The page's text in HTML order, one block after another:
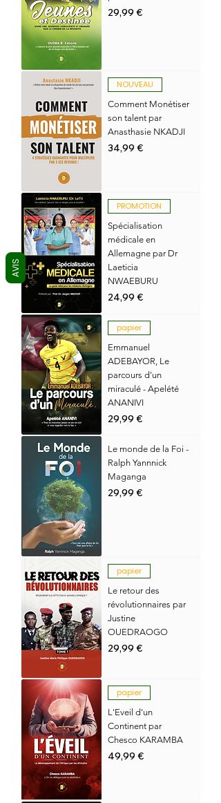
Prix
29,99 €
NOUVEAU
Comment Monétiser
son talent par
Anasthasie NKADJI
Prix
34,99 €
PROMOTION
Spécialisation
médicale en
Allemagne par Dr
Laeticia
NWAEBURU
Prix
24,99 €
papier
Emmanuel
ADEBAYOR, Le
parcours d'un
miraculé - Apelété
ANANIVI
Prix
29,99 €
Le monde de la Foi -
Ralph Yannnick
Maganga
Prix
29,99 €
papier
Le retour des
révolutionnaires par
Justine
OUEDRAOGO
Prix
29,99 €
papier
L'Eveil d'un
Continent par
Chesco KARAMBA
Prix
49,99 €
AVIS